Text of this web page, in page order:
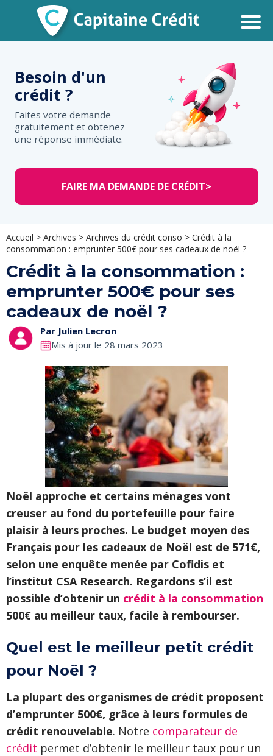
Besoin d'un
crédit ?
Faites votre demande
gratuitement et obtenez
une réponse immédiate.
FAIRE MA DEMANDE DE CRÉDIT>
Accueil > Archives > Archives du crédit conso > Crédit à la
consommation : emprunter 500€ pour ses cadeaux de noël ?
Crédit à la consommation :
emprunter 500€ pour ses
cadeaux de noël ?
Par Julien Lecron
Mis à jour le 28 mars 2023
Noël approche et certains ménages vont
creuser au fond du portefeuille pour faire
plaisir à leurs proches. Le budget moyen des
Français pour les cadeaux de Noël est de 571€,
selon une enquête menée par Cofidis et
l’institut CSA Research. Regardons s’il est
possible d’obtenir un crédit à la consommation
500€ au meilleur taux, facile à rembourser.
Quel est le meilleur petit crédit
pour Noël ?
La plupart des organismes de crédit proposent
d’emprunter 500€, grâce à leurs formules de
crédit renouvelable. Notre comparateur de
crédit permet d’obtenir le meilleur taux pour un